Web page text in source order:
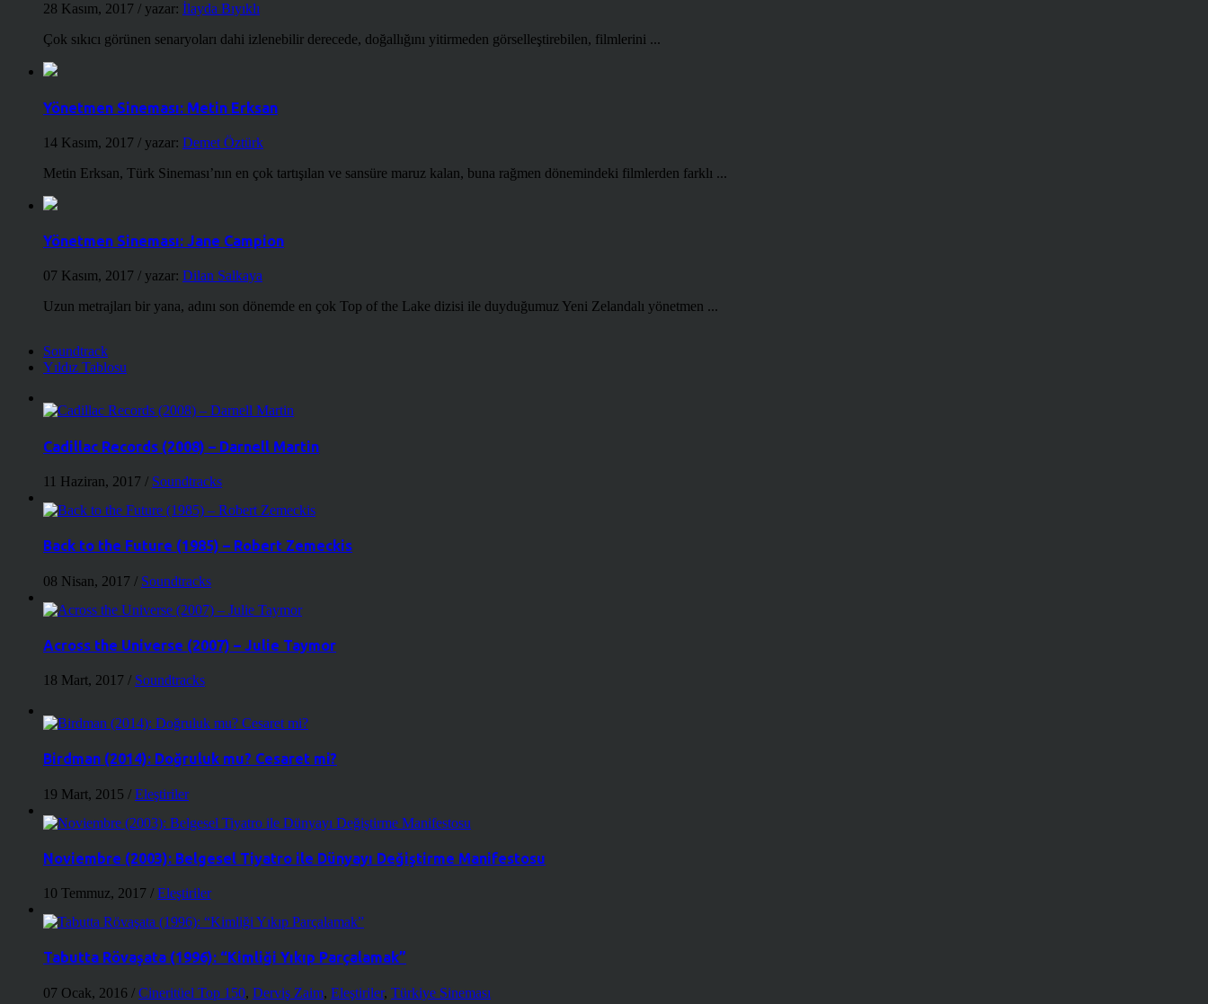
28 Kasım, 2017 / yazar: İlayda Bıyıklı
Çok sıkıcı görünen senaryoları dahi izlenebilir derecede, doğallığını yitirmeden görselleştirebilen, filmlerini ...
Yönetmen Sineması: Metin Erksan
14 Kasım, 2017 / yazar: Demet Öztürk
Metin Erksan, Türk Sineması’nın en çok tartışılan ve sansüre maruz kalan, buna rağmen dönemindeki filmlerden farklı ...
Yönetmen Sineması: Jane Campion
07 Kasım, 2017 / yazar: Dilan Salkaya
Uzun metrajları bir yana, adını son dönemde en çok Top of the Lake dizisi ile duyduğumuz Yeni Zelandalı yönetmen ...
Soundtrack
Yıldız Tablosu
Cadillac Records (2008) – Darnell Martin
11 Haziran, 2017 / Soundtracks
Back to the Future (1985) – Robert Zemeckis
08 Nisan, 2017 / Soundtracks
Across the Universe (2007) – Julie Taymor
18 Mart, 2017 / Soundtracks
Birdman (2014): Doğruluk mu? Cesaret mi?
19 Mart, 2015 / Eleştiriler
Noviembre (2003): Belgesel Tiyatro ile Dünyayı Değiştirme Manifestosu
10 Temmuz, 2017 / Eleştiriler
Tabutta Rövaşata (1996): “Kimliği Yıkıp Parçalamak”
07 Ocak, 2016 / Cineritüel Top 150, Derviş Zaim, Eleştiriler, Türkiye Sineması